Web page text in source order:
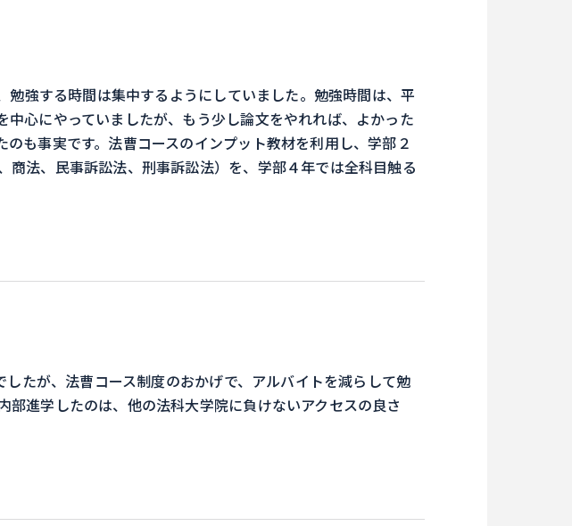
強する時間は集中するようにしていました。勉強時間は、平
心にやっていましたが、もう少し論文をやれれば、よかった
も事実です。法曹コースのインプット教材を利用し、学部２
法、民事訴訟法、刑事訴訟法）を、学部４年では全科目触る
たが、法曹コース制度のおかげで、アルバイトを減らして勉
進学したのは、他の法科大学院に負けないアクセスの良さ